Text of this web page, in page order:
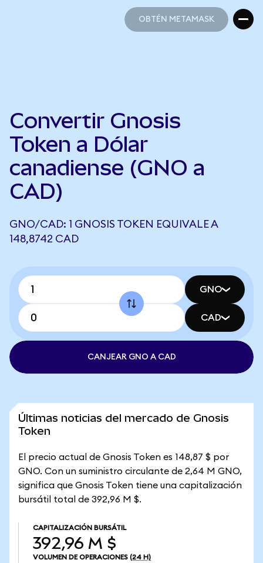
OBTÉN METAMASK
Convertir Gnosis
Token a Dólar
canadiense (GNO a
CAD)
GNO/CAD: 1 GNOSIS TOKEN EQUIVALE A
148,8742 CAD
GNO
CAD
CANJEAR GNO A CAD
Últimas noticias del mercado de Gnosis
Token
El precio actual de Gnosis Token es 148,87 $ por
GNO. Con un suministro circulante de 2,64 M GNO,
significa que Gnosis Token tiene una capitalización
bursátil total de 392,96 M $.
CAPITALIZACIÓN BURSÁTIL
392,96 M $
VOLUMEN DE OPERACIONES (24 H)